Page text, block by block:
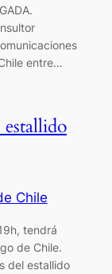
entre…
Chile
tendrá
de Chile.
del estallido